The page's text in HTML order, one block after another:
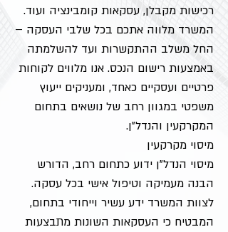
רכישות מקבלן, עסקאות קומבינציה ועוד.
המשרד מלווה אתכם בכל שלבי העסקה –
החל משלב ההתקשרות ועד להשלמתה
באמצעות רישום הנכס. אנו מלווים לקוחות
פרטיים ועסקיים כאחד, ומעניקים ייעוץ
משפטי במגוון רחב של נושאים בתחום
המקרקעין והנדל"ן.
מיסוי מקרקעין
מיסוי הנדל"ן ידוע כתחום רחב, הדורש
הבנה מעמיקה וטיפול אישי בכל עסקה.
לצוות המשרד ידע עשיר וייחודי בתחום,
המבטיח כי העסקאות השונות מתבצעות